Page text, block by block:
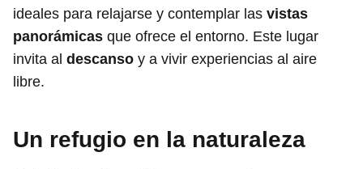
ideales para relajarse y contemplar las vistas
panorámicas que ofrece el entorno. Este lugar
invita al descanso y a vivir experiencias al aire
libre.
Un refugio en la naturaleza